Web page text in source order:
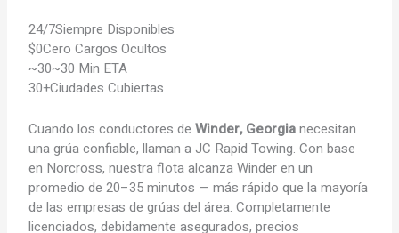
24/7Siempre Disponibles
$0Cero Cargos Ocultos
~30~30 Min ETA
30+Ciudades Cubiertas
Cuando los conductores deWinder, Georgianecesitan
una grúa confiable, llaman a JC Rapid Towing. Con base
en Norcross, nuestra flota alcanza Winder en un
promedio de 20–35 minutos — más rápido que la mayoría
de las empresas de grúas del área. Completamente
licenciados, debidamente asegurados, precios